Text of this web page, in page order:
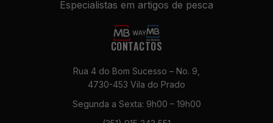
Especialistas em artigos de pesca
CONTACTOS
Rua 4 do Bom Sucesso – No. 9,
4730-453 Vila do Prado
Segunda a Sexta: 9h00 – 19h00